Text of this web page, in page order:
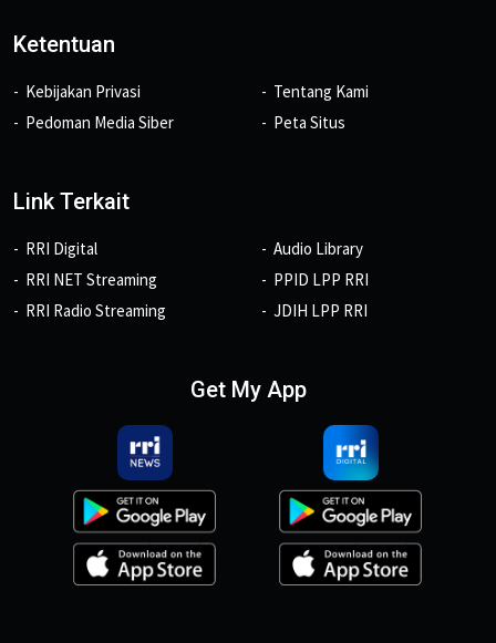
Ketentuan
Kebijakan Privasi
Pedoman Media Siber
Tentang Kami
Peta Situs
Link Terkait
RRI Digital
RRI NET Streaming
RRI Radio Streaming
Audio Library
PPID LPP RRI
JDIH LPP RRI
Get My App